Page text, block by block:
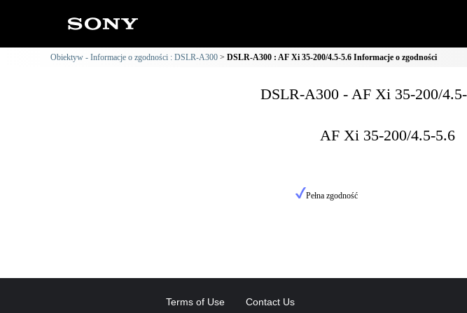
Obiektyw - Informacje o zgodności : DSLR-A300 DSLR-A300 : AF Xi 35-200/4.5-5.6 Informacje o zgodności
DSLR-A300 - AF Xi 35-200/
AF Xi 35-200/4.5-5.6
Pełna zgodność
Terms of Use Contact Us